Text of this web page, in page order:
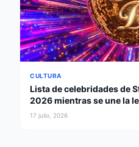
CULTURA
Lista de celebridades de
2026 mientras se une la
17 julio, 2026